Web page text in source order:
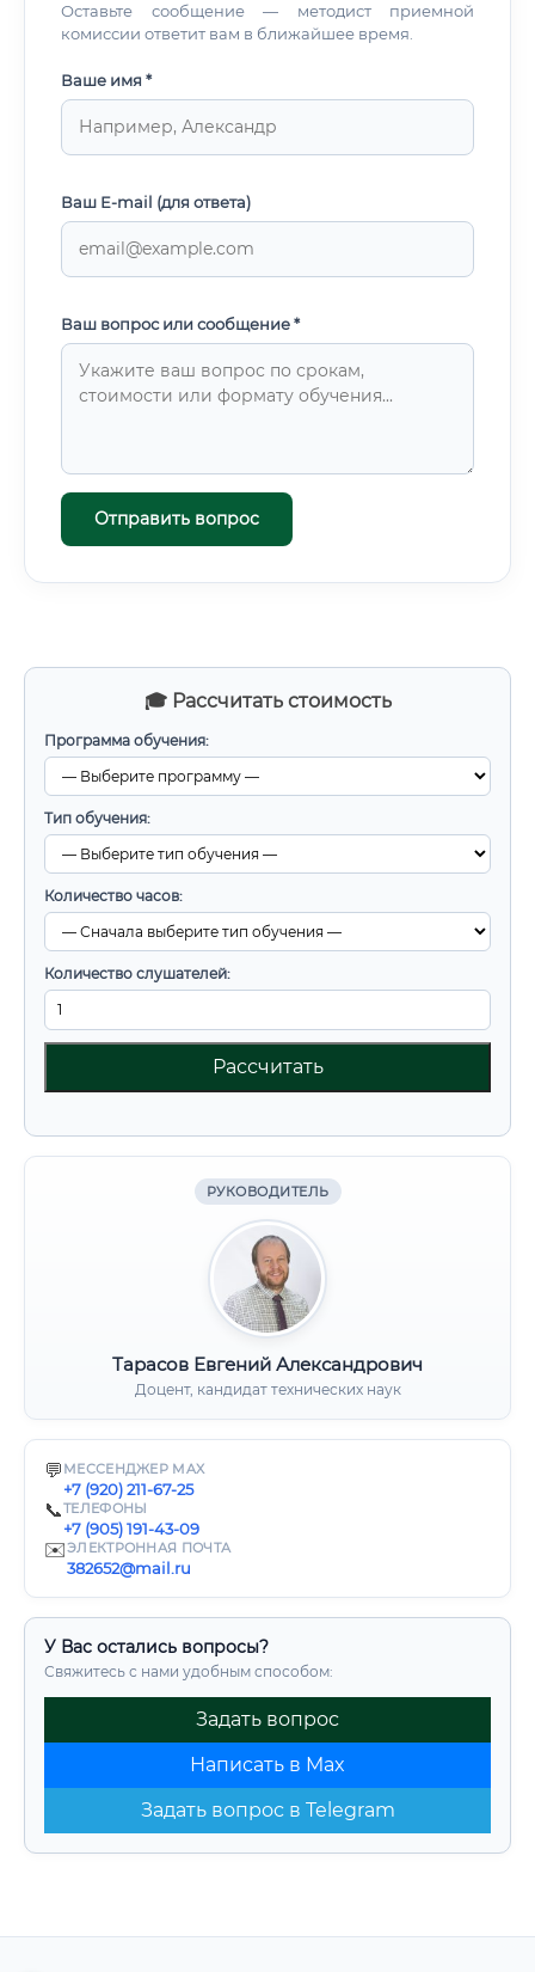
🎓 Рассчитать стоимость
Программа обучения:
Тип обучения:
Количество часов:
Количество слушателей:
Рассчитать
РУКОВОДИТЕЛЬ
Тарасов Евгений Александрович
Доцент, кандидат технических наук
💬 МЕССЕНДЖЕР MAX
+7 (920) 211-67-25
📞ТЕЛЕФОНЫ
+7 (905) 191-43-09
✉️ЭЛЕКТРОННАЯ ПОЧТА
382652@mail.ru
У Вас остались вопросы?
Свяжитесь с нами удобным способом:
Задать вопрос
Написать в Max
Задать вопрос в Telegram
Оставьте сообщение — методист приемной
комиссии ответит вам в ближайшее время.
Ваше имя *
Ваш E-mail (для ответа)
Ваш вопрос или сообщение *
Отправить вопрос